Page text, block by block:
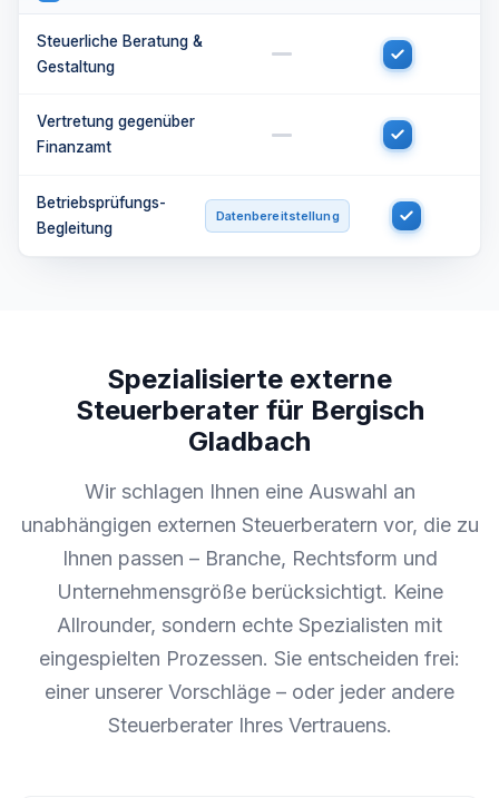
Steuerliche Beratung &
Gestaltung
Vertretung gegenüber
Finanzamt
Betriebsprüfungs-
Begleitung
Datenbereitstellung
Spezialisierte externe
Steuerberater für Bergisch
Gladbach
Wir schlagen Ihnen eine Auswahl an
unabhängigen externen Steuerberatern vor, die zu
Ihnen passen – Branche, Rechtsform und
Unternehmensgröße berücksichtigt. Keine
Allrounder, sondern echte Spezialisten mit
eingespielten Prozessen. Sie entscheiden frei:
einer unserer Vorschläge – oder jeder andere
Steuerberater Ihres Vertrauens.